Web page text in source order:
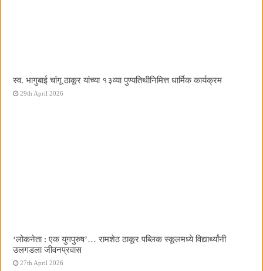
स्व. भागुबाई चांगू ठाकूर यांच्या १३व्या पुण्यतिथीनिमित्त धार्मिक कार्यक्रम
29th April 2026
‌‘लोकनेता : एक युगपुरुष‌’… रामशेठ ठाकूर पब्लिक स्कूलमध्ये विद्यार्थ्यांनी
उलगडला जीवनप्रवास
27th April 2026